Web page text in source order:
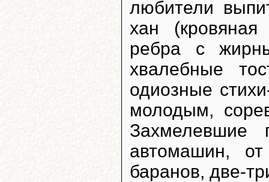
любители
хан (кровяная
ребра с
хвалебные
одиозные
молодым,
Захмелевшие
автомашин,
баранов, две-